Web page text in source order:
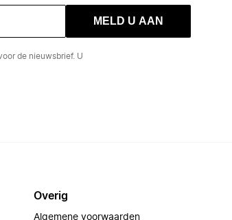
MELD U AAN
de nieuwsbrief. U
Overig
Algemene voorwaarden